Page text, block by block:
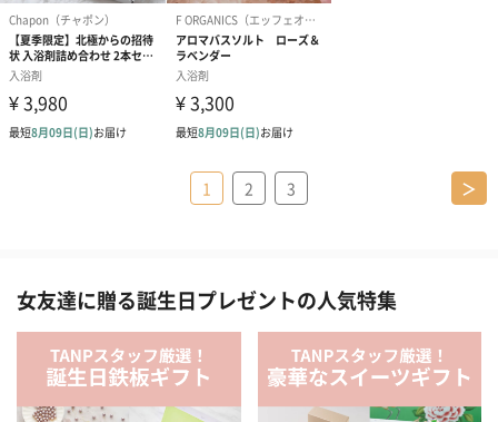
1 2 3 ＞
女友達に贈る誕生日プレゼントの人気特集